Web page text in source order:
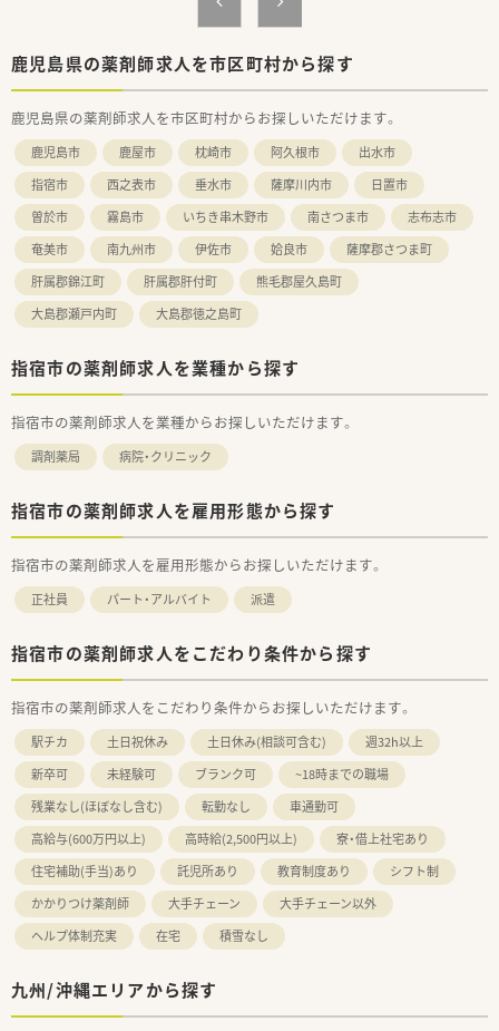
鹿児島県の薬剤師求人を市区町村から探す
鹿児島県の薬剤師求人を市区町村からお探しいただけます。
鹿児島市 鹿屋市 枕崎市 阿久根市
出水市
指宿市
西之表市 垂水市 薩摩川内市
日置市
曽於市
霧島市 いちき串木野市 南さつま市
志布志市
奄美市
南九州市 伊佐市 姶良市
薩摩郡さつま町
肝属郡錦江町
肝属郡肝付町
熊毛郡屋久島町
大島郡瀬戸内町
大島郡徳之島町
指宿市の薬剤師求人を業種から探す
指宿市の薬剤師求人を業種からお探しいただけます。
調剤薬局 病院・クリニック
指宿市の薬剤師求人を雇用形態から探す
指宿市の薬剤師求人を雇用形態からお探しいただけます。
正社員 パート・アルバイト 派遣
指宿市の薬剤師求人をこだわり条件から探す
指宿市の薬剤師求人をこだわり条件からお探しいただけます。
駅チカ 土日祝休み 土日休み(相談可含む)
週32h以上
新卒可
未経験可 ブランク可
~18時までの職場
残業なし(ほぼなし含む)
転勤なし
車通勤可
高給与(600万円以上)
高時給(2,500円以上)
寮・借上社宅あり
住宅補助(手当)あり
託児所あり 教育制度あり
シフト制
かかりつけ薬剤師
大手チェーン
大手チェーン以外
ヘルプ体制充実
在宅 積雪なし
九州/沖縄エリアから探す